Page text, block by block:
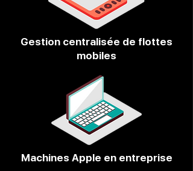
Gestion centralisée de flottes
mobiles
Machines Apple en entreprise